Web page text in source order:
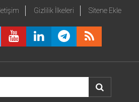
İletişim Gizlilik İlkeleri Sitene Ekle